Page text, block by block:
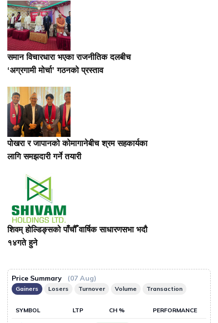
समान विचारधारा भएका राजनीतिक दलबीच
‘अग्रगामी मोर्चा’ गठनको प्रस्ताव
पोखरा र जापानको कोमागानेबीच श्रम सहकार्यका
लागि समझदारी गर्ने तयारी
शिवम् होल्डिङ्सको पाँचौँ वार्षिक साधारणसभा भदौ
१४गते हुने